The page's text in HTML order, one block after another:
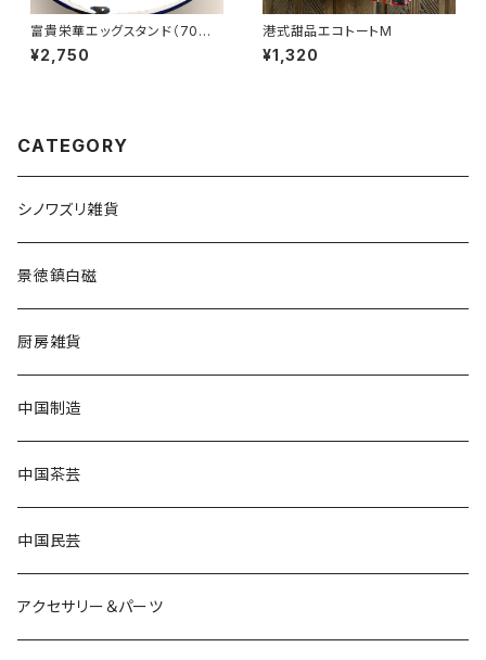
富貴栄華エッグスタンド（70年
代景徳鎮デッドストック）
¥2,750
港式甜品エコトートM
¥1,320
CATEGORY
シノワズリ雑貨
景徳鎮白磁
厨房雑貨
中国制造
中国茶芸
中国民芸
アクセサリー＆パーツ